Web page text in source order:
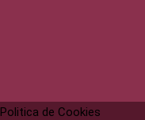
Politica de Cookies